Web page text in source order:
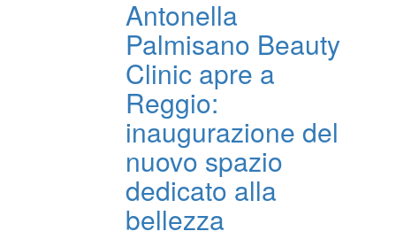
Antonella
Palmisano Beauty
Clinic apre a
Reggio:
inaugurazione del
nuovo spazio
dedicato alla
bellezza